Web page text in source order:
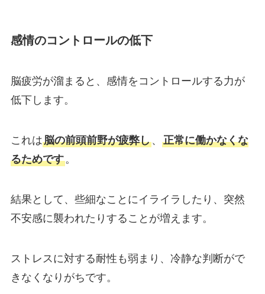
感情のコントロールの低下
脳疲労が溜まると、感情をコントロールする力が
低下します。
これは脳の前頭前野が疲弊し、 正常に働かなくな
るためです。
結果として、些細なことにイライラしたり、突然
不安感に襲われたりすることが増えます。
ストレスに対する耐性も弱まり、冷静な判断がで
きなくなりがちです。